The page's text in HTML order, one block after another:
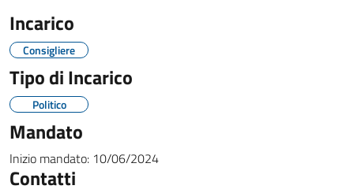
Incarico
Consigliere
Tipo di Incarico
Politico
Mandato
Inizio mandato: 10/06/2024
Contatti